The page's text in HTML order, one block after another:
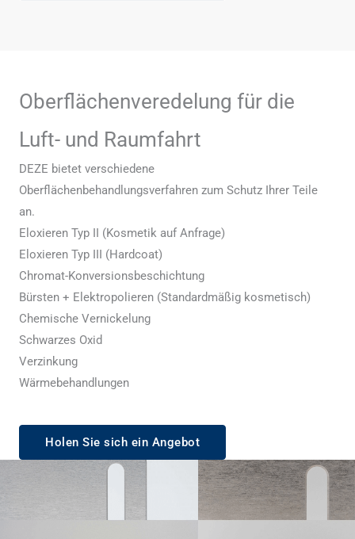
Oberflächenveredelung für die
Luft- und Raumfahrt
DEZE bietet verschiedene
Oberflächenbehandlungsverfahren zum Schutz Ihrer Teile
an.
Eloxieren Typ II (Kosmetik auf Anfrage)
Eloxieren Typ III (Hardcoat)
Chromat-Konversionsbeschichtung
Bürsten + Elektropolieren (Standardmäßig kosmetisch)
Chemische Vernickelung
Schwarzes Oxid
Verzinkung
Wärmebehandlungen
Holen Sie sich ein Angebot